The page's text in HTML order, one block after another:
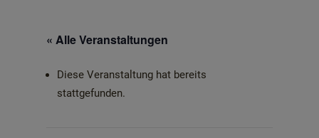
« Alle Veranstaltungen
Diese Veranstaltung hat bereits
stattgefunden.